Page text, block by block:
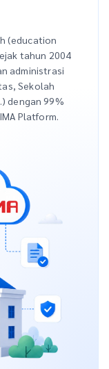
(education
tahun 2004
administrasi
Sekolah
dengan 99%
Platform.